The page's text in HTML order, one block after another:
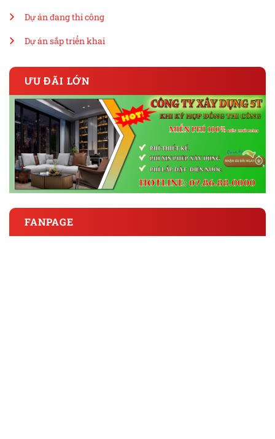
Dự án đang thi công
Dự án sắp triển khai
ƯU ĐÃI LỚN
FANPAGE